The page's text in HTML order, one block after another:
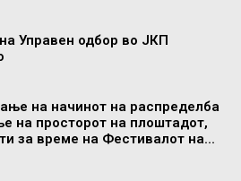
Управен одбор во ЈКП
на начинот на распределба
на просторот на плоштадот,
за време на Фестивалот на...